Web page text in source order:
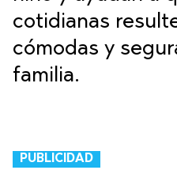
cotidianas
cómodas y
familia.
PUBLICIDAD